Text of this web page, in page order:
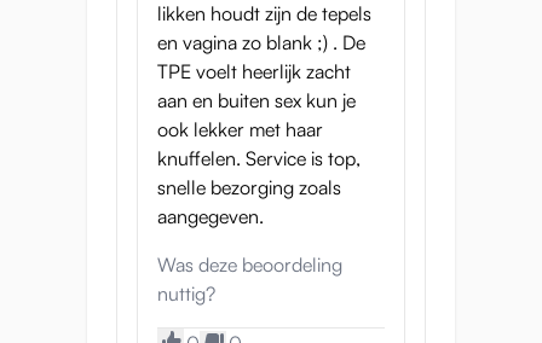
je een wilde rit! Spreid haar benen en geniet
van een ervaring die elke onahole
overtroeft!
Staande hoogte: 88 cm
Gewicht: 7.6 kg
Buste omtrek: 43 cm
Heup omtrek: 48 cm
Vagina diepte: 14 cm
Anus diepte: 11 cm
likken houdt zijn de tepels
en vagina zo blank ;) . De
TPE voelt heerlijk zacht
aan en buiten sex kun je
ook lekker met haar
knuffelen. Service is top,
snelle bezorging zoals
aangegeven.
Was deze beoordeling
nuttig?